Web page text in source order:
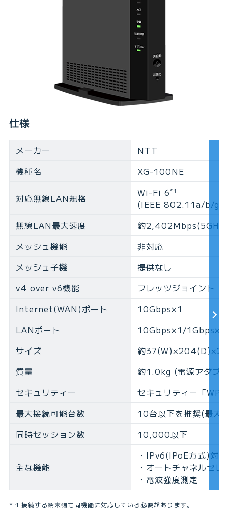
仕様
メーカー
NTT
機種名
XG-100NE
対応無線LAN規格 Wi-Fi 6*1
(IEEE 802.11a/b/g/
無線LAN最大速度
約2,402Mbps(5GHz
メッシュ機能
非対応
メッシュ子機
提供なし
v4 over v6機能
フレッツジョイント
Internet(WAN)ポート
10Gbps×1
LANポート
10Gbps×1/1Gbps×3
サイズ
約
質量
約1.0kg (電源アダプ
セキュリティー
セキュリティー「
最大接続可能台数
10台以下を推奨(最大
同時セッション数
10,000以下
主な機能
・IPv6(IPoE方式)対応
・オートチャネルセレ
・電波強度測定
1 接続する端末側も同機能に対応している必要があります。